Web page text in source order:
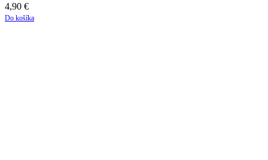
4,90 €
Do košíka